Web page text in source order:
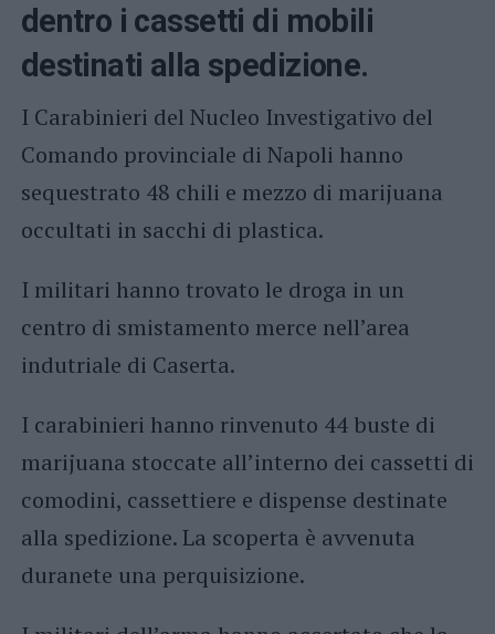
dentro i cassetti di mobili
destinati alla spedizione.
I Carabinieri del Nucleo Investigativo del
Comando provinciale di Napoli hanno
sequestrato 48 chili e mezzo di marijuana
occultati in sacchi di plastica.
I militari hanno trovato le droga in un
centro di smistamento merce nell’area
indutriale di Caserta.
I carabinieri hanno rinvenuto 44 buste di
marijuana stoccate all’interno dei cassetti di
comodini, cassettiere e dispense destinate
alla spedizione. La scoperta è avvenuta
duranete una perquisizione.